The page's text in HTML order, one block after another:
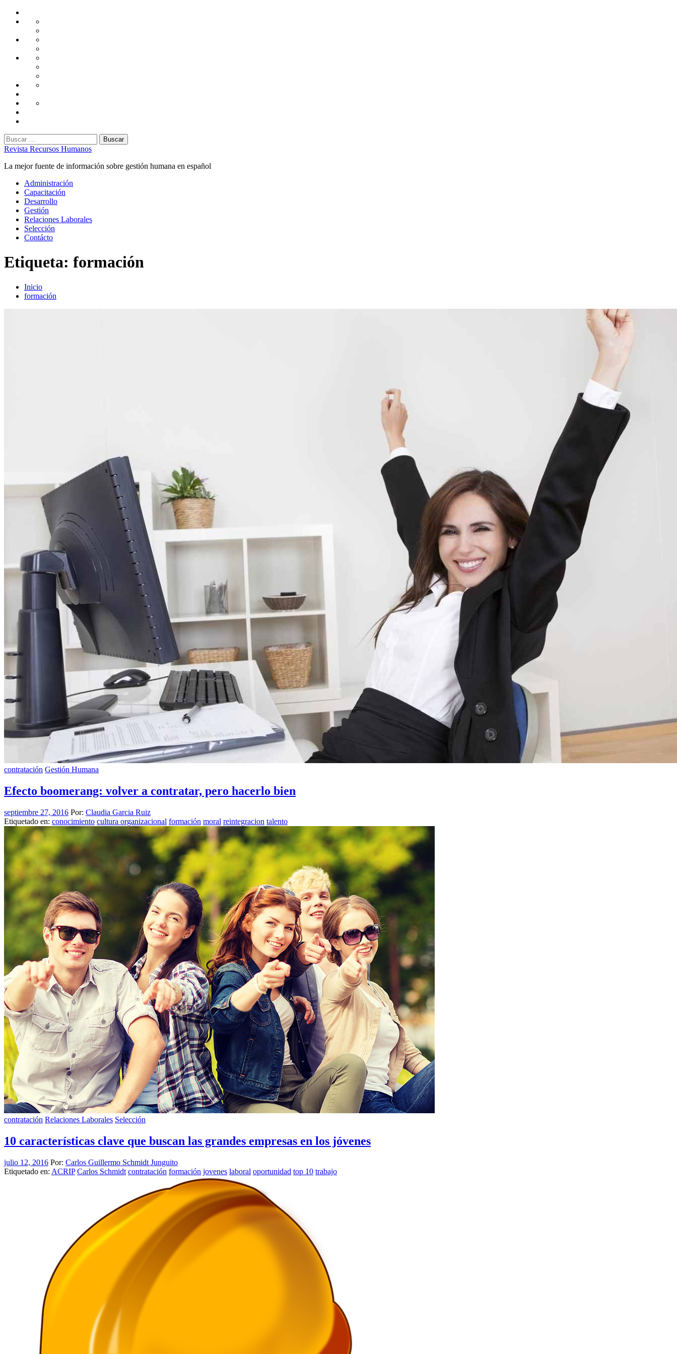
Saltar
Administración
Capacitación
Desarrollo
Gestión
Laborales
Selección
Buscar:
Revista Recursos Humanos
La mejor fuente de información sobre gestión humana en español
Menú
principal
Administración
Capacitación
Desarrollo
Gestión
Relaciones Laborales
Selección
Contácto
Etiqueta: formación
Inicio
formación
contratación Gestión Humana
Efecto boomerang: volver a contratar, pero hacerlo bien
septiembre 27, 2016 Por: Claudia Garcia Ruiz
Etiquetado en: conocimiento cultura organizacional formación moral reintegracion talento
contratación Relaciones Laborales Selección
10 características clave que buscan las grandes empresas en los jóvenes
julio 12, 2016 Por: Carlos Guillermo Schmidt Junguito
Etiquetado en: ACRIP Carlos Schmidt contratación formación jovenes laboral oportunidad top 10 trabajo